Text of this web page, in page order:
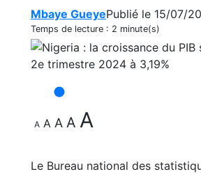
Mbaye GueyePublié le 15/07/
Temps de lecture : 2 minute(s)
A A A A A
Le Bureau national des